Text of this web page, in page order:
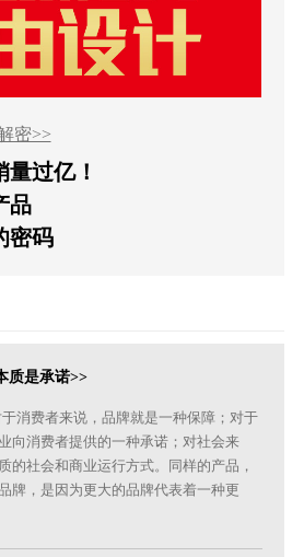
密>>
量过亿！
品
密码
质是承诺>>
消费者来说，品牌就是一种保障；对于
向消费者提供的一种承诺；对社会来
的社会和商业运行方式。同样的产品，
牌，是因为更大的品牌代表着一种更